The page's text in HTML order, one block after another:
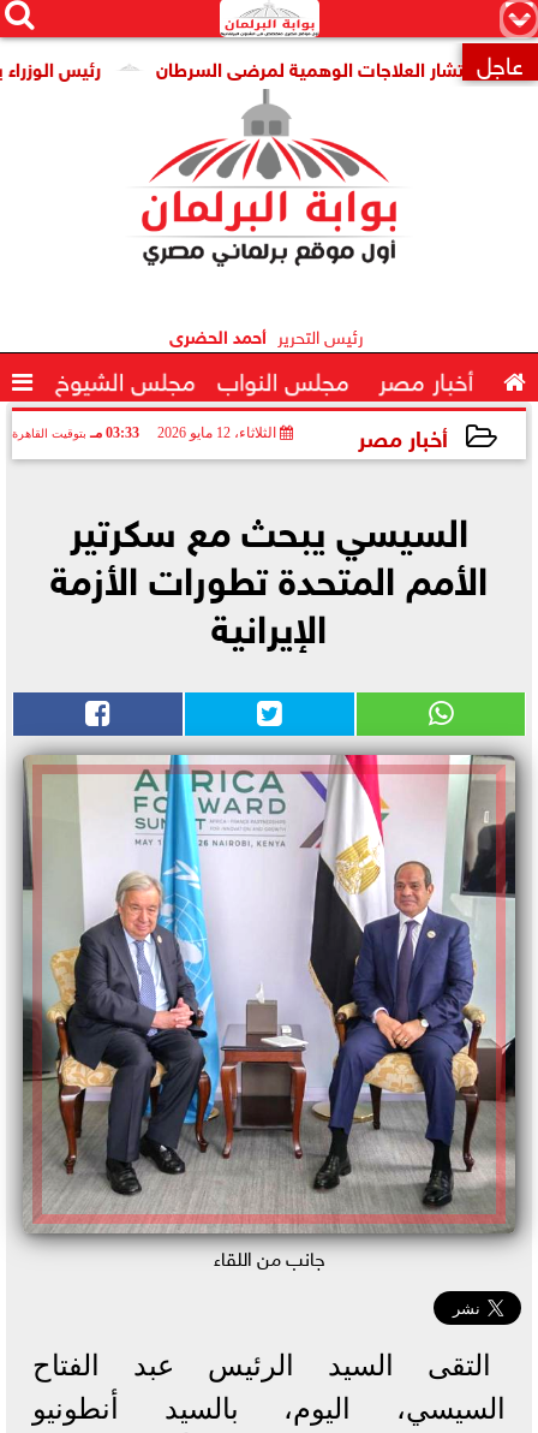
×


 عاجل رئيس الوزراء العلاجات الوهمية لمرضى السرطان
رئيس التحرير أحمد الحضرى
 أخبار مصر مجلس النواب مجلس الشيوخ 
أخبار مصر الثلاثاء، 12 مايو 2026 03:33 مـ بتوقيت القاهرة
السيسي يبحث مع سكرتير
الأمم المتحدة تطورات الأزمة
الإيرانية
جانب من اللقاء
التقى السيد الرئيس عبد الفتاح
السيسي، اليوم، بالسيد أنطونيو